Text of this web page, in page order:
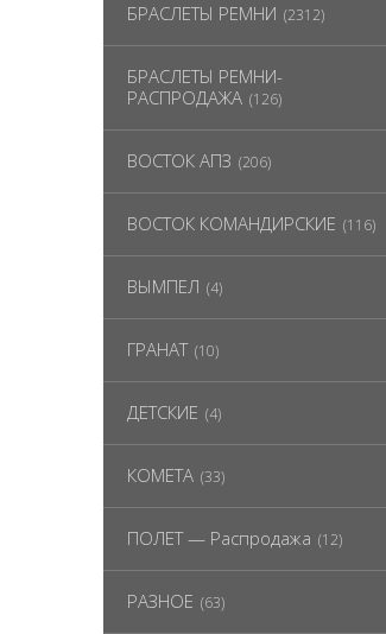
БРАСЛЕТЫ РЕМНИ (2312)
БРАСЛЕТЫ РЕМНИ-
РАСПРОДАЖА (126)
ВОСТОК АПЗ (206)
ВОСТОК КОМАНДИРСКИЕ (116)
ВЫМПЕЛ (4)
ГРАНАТ (10)
ДЕТСКИЕ (4)
КОМЕТА (33)
ПОЛЕТ — Распродажа (12)
РАЗНОЕ (63)